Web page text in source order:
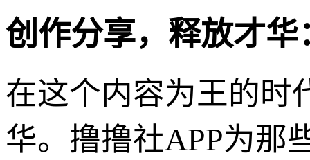
创作分享，释放才
在这个内容为王的时
华。撸撸社APP为那